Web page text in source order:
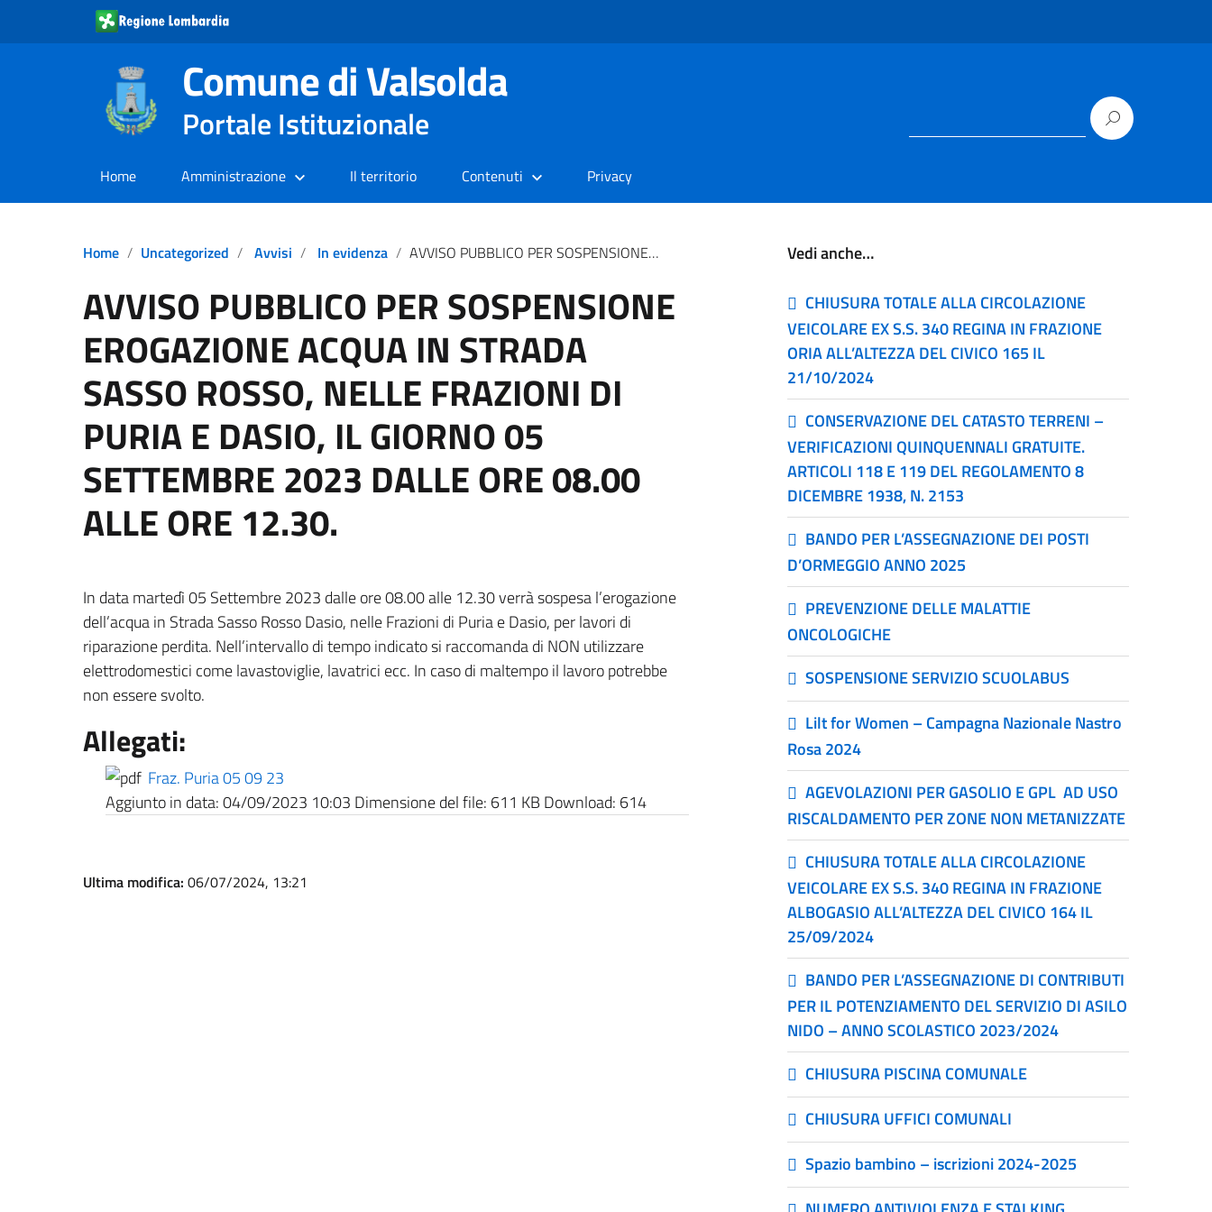
Comune di Valsolda
Portale Istituzionale
Home Amministrazione Il territorio Contenuti Privacy
Home Uncategorized Avvisi In evidenza AVVISO PUBBLICO PER SOSPENSIONE EROGAZIONE ACQUA IN STRADA SASSO ROSSO, NELLE FRAZIONI DI PURIA E DASIO, IL GIORNO 05 SETTEMBRE 2023 DALLE ORE 08.00 ALLE ORE 12.30.
AVVISO PUBBLICO PER SOSPENSIONE
EROGAZIONE ACQUA IN STRADA
SASSO ROSSO, NELLE FRAZIONI DI
PURIA E DASIO, IL GIORNO 05
SETTEMBRE 2023 DALLE ORE 08.00
ALLE ORE 12.30.
In data martedì 05 Settembre 2023 dalle ore 08.00 alle 12.30 verrà sospesa l’erogazione
dell’acqua in Strada Sasso Rosso Dasio, nelle Frazioni di Puria e Dasio, per lavori di
riparazione perdita. Nell’intervallo di tempo indicato si raccomanda di NON utilizzare
elettrodomestici come lavastoviglie, lavatrici ecc. In caso di maltempo il lavoro potrebbe
non essere svolto.
Allegati:
Fraz. Puria 05 09 23
Aggiunto in data:04/09/2023 10:03 Dimensione del file: 611 KB Download: 614
Ultima modifica: 06/07/2024, 13:21
Vedi anche…
CHIUSURA TOTALE ALLA CIRCOLAZIONE
VEICOLARE EX S.S. 340 REGINA IN FRAZIONE
ORIA ALL’ALTEZZA DEL CIVICO 165 IL
21/10/2024
CONSERVAZIONE DEL CATASTO TERRENI –
VERIFICAZIONI QUINQUENNALI GRATUITE.
ARTICOLI 118 E 119 DEL REGOLAMENTO 8
DICEMBRE 1938, N. 2153
BANDO PER L’ASSEGNAZIONE DEI POSTI
D’ORMEGGIO ANNO 2025
PREVENZIONE DELLE MALATTIE
ONCOLOGICHE
SOSPENSIONE SERVIZIO SCUOLABUS
Lilt for Women – Campagna Nazionale Nastro
Rosa 2024
AGEVOLAZIONI PER GASOLIO E GPL AD USO
RISCALDAMENTO PER ZONE NON METANIZZATE
CHIUSURA TOTALE ALLA CIRCOLAZIONE
VEICOLARE EX S.S. 340 REGINA IN FRAZIONE
ALBOGASIO ALL’ALTEZZA DEL CIVICO 164 IL
25/09/2024
BANDO PER L’ASSEGNAZIONE DI CONTRIBUTI
PER IL POTENZIAMENTO DEL SERVIZIO DI ASILO
NIDO – ANNO SCOLASTICO 2023/2024
CHIUSURA PISCINA COMUNALE
CHIUSURA UFFICI COMUNALI
Spazio bambino – iscrizioni 2024-2025